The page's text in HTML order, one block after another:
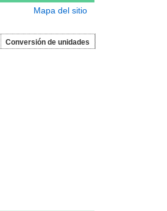
Mapa del sitio
Conversión de unidades